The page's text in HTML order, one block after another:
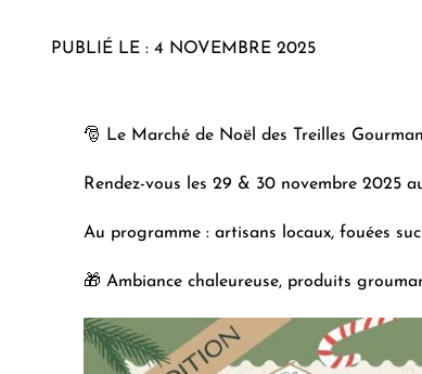
PUBLIÉ LE : 4 NOVEMBRE 2025
🎅 Le Marché de Noël des Treilles
Rendez-vous les 29 & 30 novembre 2025
Au programme : artisans locaux, fouées
🎁 Ambiance chaleureuse, produits